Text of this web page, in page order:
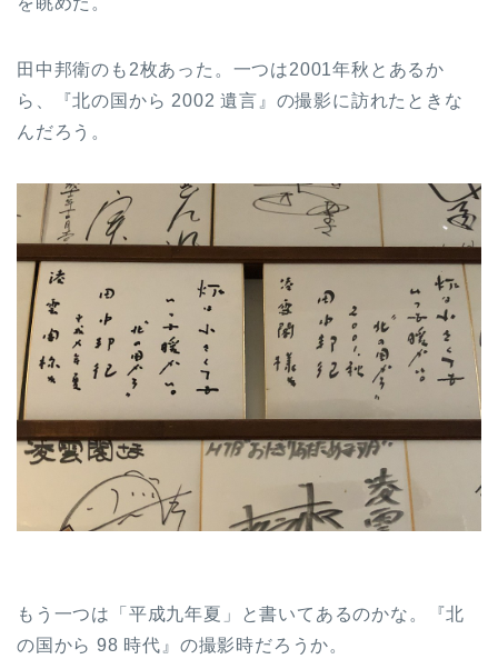
田中邦衛のも2枚あった。一つは2001年秋とあるか
ら、『北の国から 2002 遺言』の撮影に訪れたときな
んだろう。
もう一つは「平成九年夏」と書いてあるのかな。『北
の国から 98 時代』の撮影時だろうか。